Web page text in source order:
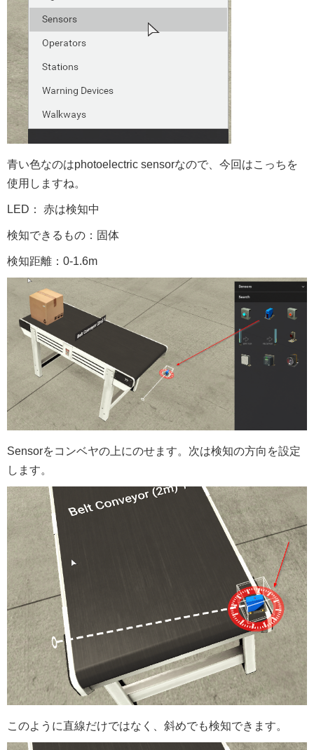
青い色なのはphotoelectric sensorなので、今回はこっちを
使用しますね。
LED： 赤は検知中
検知できるもの：固体
検知距離：0-1.6m
Sensorをコンベヤの上にのせます。次は検知の方向を設定
します。
このように直線だけではなく、斜めでも検知できます。